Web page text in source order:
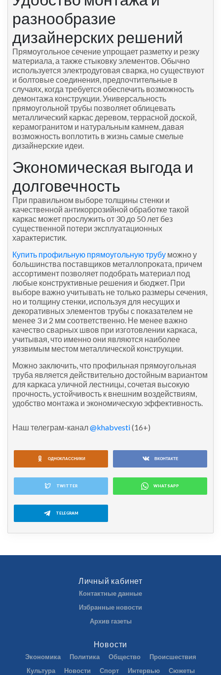
разнообразие
дизайнерских решений
Прямоугольное сечение упрощает разметку и резку
материала, а также стыковку элементов. Обычно
используется электродуговая сварка, но существуют
и болтовые соединения, предпочтительные в
случаях, когда требуется обеспечить возможность
демонтажа конструкции. Универсальность
прямоугольной трубы позволяет облицевать
металлический каркас деревом, террасной доской,
керамогранитом и натуральным камнем, давая
возможность воплотить в жизнь самые смелые
дизайнерские идеи.
Экономическая выгода и
долговечность
При правильном выборе толщины стенки и
качественной антикоррозийной обработке такой
каркас может прослужить от 30 до 50 лет без
существенной потери эксплуатационных
характеристик.
Купить профильную прямоугольную трубу можно у
большинства поставщиков металлопроката, причем
ассортимент позволяет подобрать материал под
любые конструктивные решения и бюджет. При
выборе важно учитывать не только размеры сечения,
но и толщину стенки, используя для несущих и
декоративных элементов трубы с показателем не
менее 3 и 2 мм соответственно. Не менее важно
качество сварных швов при изготовлении каркаса,
учитывая, что именно они являются наиболее
уязвимым местом металлической конструкции.
Можно заключить, что профильная прямоугольная
труба является действительно достойным вариантом
для каркаса уличной лестницы, сочетая высокую
прочность, устойчивость к внешним воздействиям,
удобство монтажа и экономическую эффективность.
Наш телеграм-канал@khabvesti(16+)
ОДНОКЛАССНИКИ ВКОНТАКТЕ
TWITTER WHATSAPP
TELEGRAM
Личный кабинет
Контактные данные
Избранные новости
Архив газеты
Новости
Экономика Политика Общество
Происшествия
Культура
Новости Спорт Интервью
Сюжеты